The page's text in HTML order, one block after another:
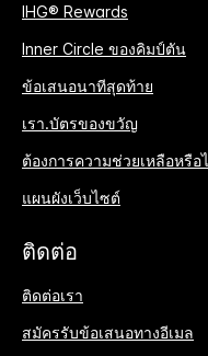
IHG® Rewards
Inner Circle ของคิมป์ตัน
ข้อเสนอนาทีสุดท้าย
เรา.บัตรของขวัญ
ต้องการความช่วยเหลือหรือ
แผนผังเว็บไซต์
ติดต่อ
ติดต่อเรา
สมัครรับข้อเสนอทางอีเมล